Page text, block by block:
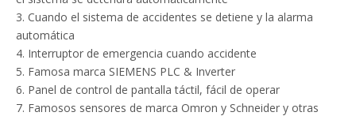
3. Cuando el sistema de accidentes se detiene y la alarma
automática
4. Interruptor de emergencia cuando accidente
5. Famosa marca SIEMENS PLC & Inverter
6. Panel de control de pantalla táctil, fácil de operar
7. Famosos sensores de marca Omron y Schneider y otras